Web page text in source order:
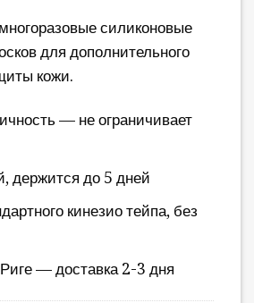
силиконовые
для дополнительного
кожи.
— не ограничивает
держится до 5 дней
кинезио тейпа, без
— доставка 2-3 дня